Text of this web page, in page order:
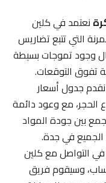
نعتمد في كلين
التي تتبع تضاريس
وجود تموجات بسيطة
التوقعات.
جدول أسعار
مع وعود دائمة
بين جودة المواد
في جدة.
التواصل مع كلين
وسيقوم فريق